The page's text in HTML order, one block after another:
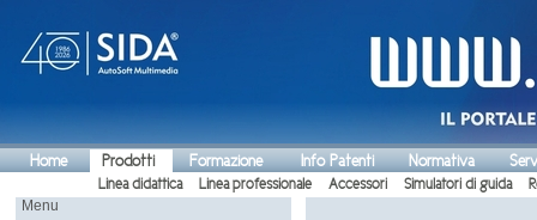
Home Prodotti Formazione Info Patenti Normativa
Linea didattica Linea professionale Accessori Simulatori di guida
Menu